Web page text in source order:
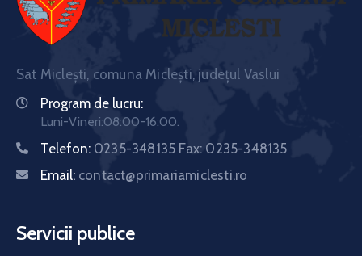
Sat Miclești, comuna Miclești, județul Vaslui
Program de lucru:
Luni-Vineri:08:00-16:00.
Telefon: 0235-348135 Fax: 0235-348135
Email: contact@primariamiclesti.ro
Servicii publice